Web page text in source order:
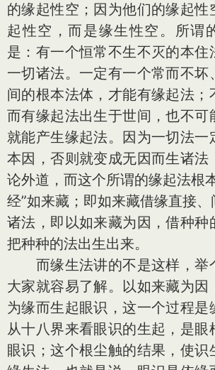
的缘起性空；因为他们的缘起性
起性空，而是缘生性空。所谓
是：有一个恒常不生不灭的本住
一切诸法。一定有一个常而不坏
间的根本法体，才能有缘起法；
而有缘起法出生于世间，也不可
就能产生缘起法。因为一切法一
本因，否则就变成无因而生诸法
论外道，而这个所谓的缘起法根
经”如来藏；即如来藏借缘直接
诸法，即以如来藏为因，借种种
把种种的法出生出来。
而缘生法讲的不是这样，举
大家就容易了解。以如来藏为因
为缘而生起眼识，这一个过程是
从十八界来看眼识的生起，是眼
眼识；这个根尘触的结果，使识